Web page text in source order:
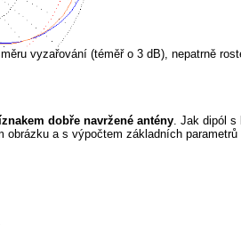
vyzařování (téměř o 3 dB), nepatrně
dobře navržené antény. Jak dipól s
a s výpočtem základních